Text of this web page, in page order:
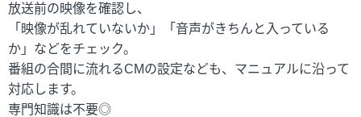
放送前の映像を確認し、
「映像が乱れていないか」「音声がきちんと入っている
か」などをチェック。
番組の合間に流れるCMの設定なども、マニュアルに沿って
対応します。
専門知識は不要◎